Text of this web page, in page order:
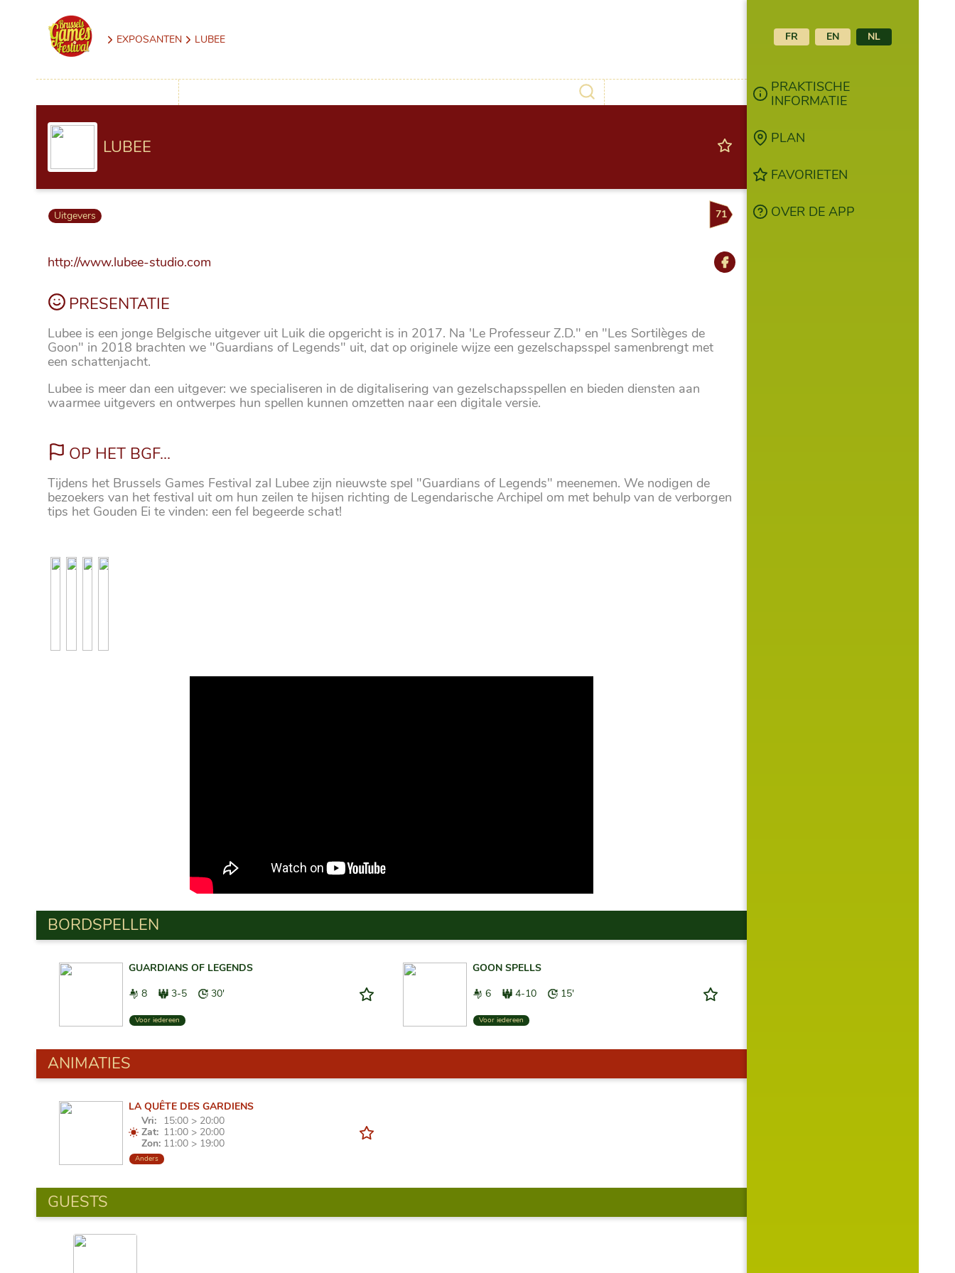
EXPOSANTEN LUBEE
LUBEE
Uitgevers 71
http://www.lubee-studio.com
PRESENTATIE
Lubee is een jonge Belgische uitgever uit Luik die opgericht is in 2017. Na 'Le Professeur Z.D." en "Les Sortilèges de
Goon" in 2018 brachten we "Guardians of Legends" uit, dat op originele wijze een gezelschapsspel samenbrengt met
een schattenjacht.
Lubee is meer dan een uitgever: we specialiseren in de digitalisering van gezelschapsspellen en bieden diensten aan
waarmee uitgevers en ontwerpes hun spellen kunnen omzetten naar een digitale versie.
OP HET BGF...
Tijdens het Brussels Games Festival zal Lubee zijn nieuwste spel "Guardians of Legends" meenemen. We nodigen de
bezoekers van het festival uit om hun zeilen te hijsen richting de Legendarische Archipel om met behulp van de verborgen
tips het Gouden Ei te vinden: een fel begeerde schat!
BORDSPELLEN
GUARDIANS OF LEGENDS
8
3-5 30'
Voor iedereen
GOON SPELLS
6
4-10 15'
Voor iedereen
ANIMATIES
LA QUÊTE DES GARDIENS
Vri:
15:00 > 20:00
Zat: 11:00 > 20:00
Zon: 11:00 > 19:00
Anders
GUESTS
FR EN NL
PRAKTISCHE
INFORMATIE
PLAN
FAVORIETEN
OVER DE APP